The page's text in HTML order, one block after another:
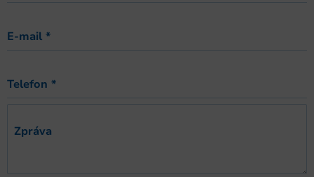
E-mail *
Telefon *
Zpráva